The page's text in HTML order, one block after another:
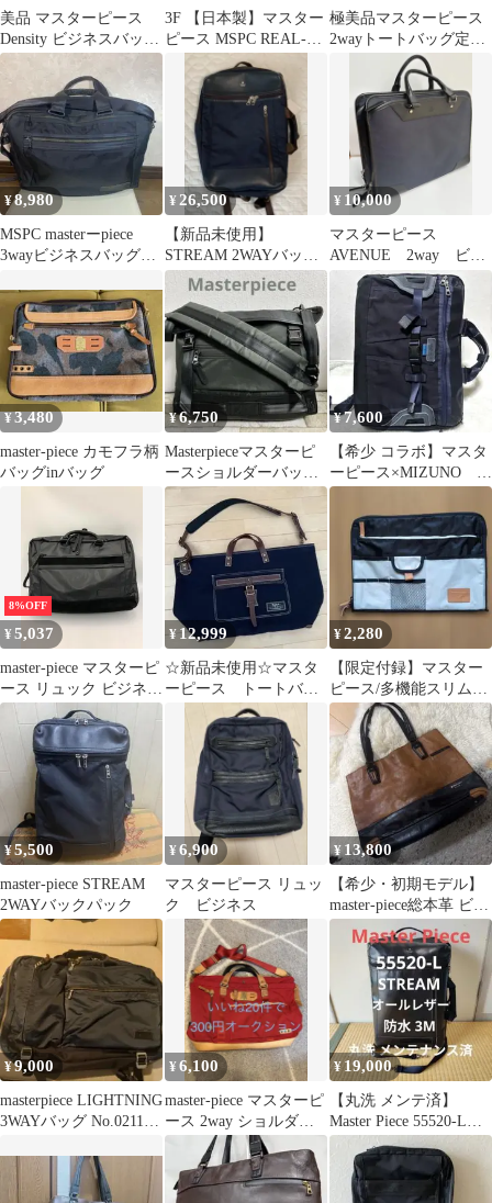
美品 マスターピース
Density ビジネスバッ
グ リュック 3way 2
層
3F 【日本製】マスター
ピース MSPC REAL-S
レザービジネスバッグ
極美品マスターピース
2wayトートバッグ定価
30800円MSPC黒
¥8,980
MSPC masterーpiece
3wayビジネスバッグ、
¥26,500
【新品未使用】
STREAM 2WAYバック
パック ネイビー
¥ 10,000
マスターピース
AVENUE 2way ビジ
ネスバッグ ショルダ
ー紐欠品
¥3,480
master-piece カモフラ柄
バッグinバッグ
¥6,750
Masterpieceマスターピ
ースショルダーバッグ
ダークグリーン&ブラ
¥7,600
【希少 コラボ】マスタ
ーピース×MIZUNO ビ
ジネスバッグ 2way
8%OFF
¥5,037
master-piece マスターピ
ース リュック ビジネス
ハンド 日本製 ショルダ
ー バッグ 黒 ■■◎メン
¥ 12,999
☆新品未使用☆マスタ
ーピース トートバッ
グ ウールリッチ
¥2,280
【限定付録】マスター
ピース/多機能スリムイ
ンナーバッグ 横34縦25
紺白
¥5,500
master-piece STREAM
2WAYバックパック
¥6,900
マスターピース リュッ
ク ビジネス
¥ 13,800
【希少・初期モデル】
master-piece総本革 ビン
テージ トート
¥9,000
masterpiece LIGHTNING
3WAYバッグ No.02118-
¥6,100
master-piece マスターピ
ース 2way ショルダー
バッグ 赤
¥ 19,000
【丸洗 メンテ済】
Master Piece 55520-L
STREAM